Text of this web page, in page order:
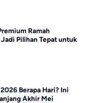
Ramah
Pilihan Tepat untuk
Berapa Hari? Ini
Akhir Mei